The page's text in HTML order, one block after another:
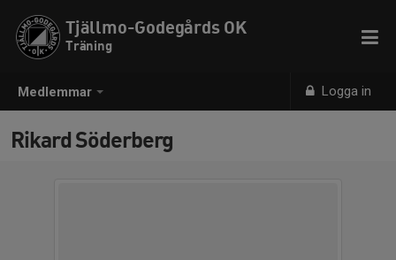
Medlemmar Logga in
Tjällmo-Godegårds OK
Träning
Rikard Söderberg